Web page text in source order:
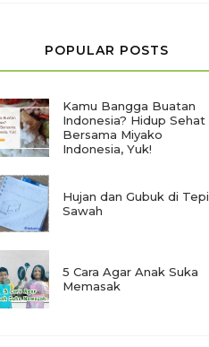
POPULAR POSTS
Kamu Bangga Buatan
Indonesia? Hidup Sehat
Bersama Miyako
Indonesia, Yuk!
Hujan dan Gubuk di Tepi
Sawah
5 Cara Agar Anak Suka
Memasak